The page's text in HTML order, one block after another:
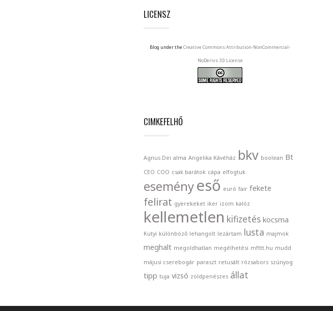
LICENSZ
Blog under the Creative Commons Attribution-NonCommercial-
NoDerivs 3.0 License
CIMKEFELHŐ
Agnus Dei alma Angelika Kávéház bkv boolean Bt
CEO COO csak barátok cápa elfogtuk
eseményeső euró fair fekete
felirat gyerekeket iker izom kalóz
kellemetlen kifizetés kocsma
Kutyi különböző lehangolt lezártam lusta majmok
meghalt megoldhatlan megélhetési mfttt.hu mudd
májusi cserebogár paraszt retusált rózsabors szúnyog
tipp tuja vizsó zöldpenészes állat